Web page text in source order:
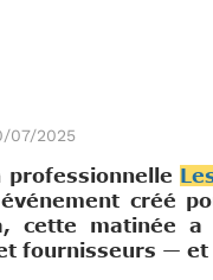
07/2025
professionnelle
créé
cette matinée
fournisseurs — et